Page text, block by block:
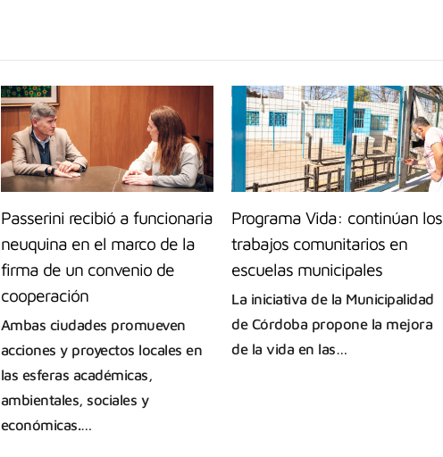
Passerini recibió a funcionaria
neuquina en el marco de la
firma de un convenio de
cooperación
Ambas ciudades promueven
acciones y proyectos locales en
las esferas académicas,
ambientales, sociales y
económicas.…
Programa Vida: continúan los
trabajos comunitarios en
escuelas municipales
La iniciativa de la Municipalidad
de Córdoba propone la mejora
de la vida en las…